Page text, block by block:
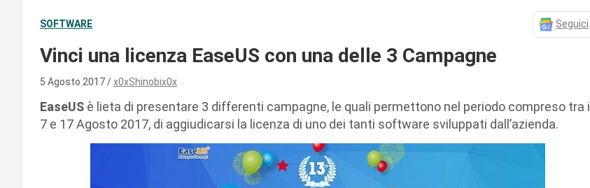
SOFTWARE Seguici
Vinci una licenza EaseUS con una delle 3 Campagne
5 Agosto 2017 x0xShinobix0x
EaseUS è lieta di presentare 3 differenti campagne, le quali permettono nel periodo compreso tra il
7 e 17 Agosto 2017, di aggiudicarsi la licenza di uno dei tanti software sviluppati dall’azienda.